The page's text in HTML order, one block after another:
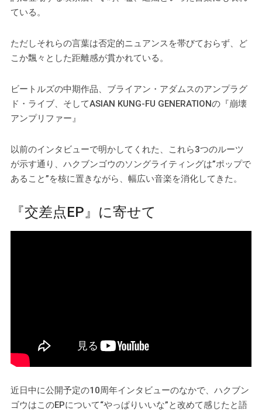
ている。
ただしそれらの言葉は否定的ニュアンスを帯びておらず、ど
こか飄々とした距離感が貫かれている。
ビートルズの中期作品、ブライアン・アダムスのアンプラグ
ド・ライブ、そしてASIAN KUNG-FU GENERATIONの『崩壊
アンプリファー』
以前のインタビューで明かしてくれた、これら3つのルーツ
が示す通り、ハクブンゴウのソングライティングは”ポップで
あること”を核に置きながら、幅広い音楽を消化してきた。
『交差点EP』に寄せて
近日中に公開予定の10周年インタビューのなかで、ハクブン
ゴウはこのEPについて“やっぱりいいな”と改めて感じたと語